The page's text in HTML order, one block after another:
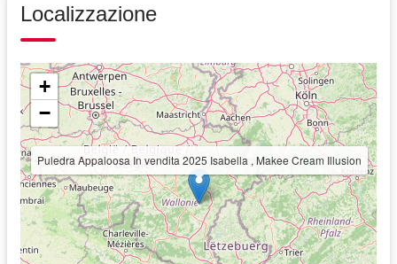
Localizzazione
Puledra Appaloosa In vendita 2025 Isabella , Makee Cream Illusion
+
−